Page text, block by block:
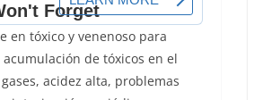
en tóxico y venenoso para
de tóxicos en el
acidez alta, problemas